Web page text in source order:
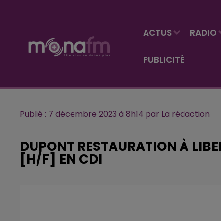
ACTUS RADIO
PUBLICITÉ
Publié : 7 décembre 2023 à 8h14 par La rédaction
DUPONT RESTAURATION À
[H/F] EN CDI